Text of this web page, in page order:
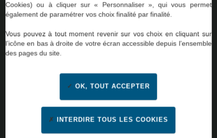
54
Cookies) ou à cliquer sur « Personnaliser », qui vous permet
également de paramétrer vos choix finalité par finalité.
Vous pouvez à tout moment revenir sur vos choix en cliquant sur
l’icône en bas à droite de votre écran accessible depuis l’ensemble
des pages du site.
OK, TOUT ACCEPTER
INTERDIRE TOUS LES COOKIES